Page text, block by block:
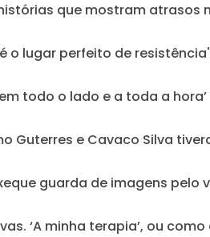
que mostram atrasos
o lugar perfeito de
todo o lado e a toda a
Guterres e Cavaco Silva
guarda de imagens pelo
‘A minha terapia’, ou